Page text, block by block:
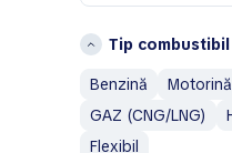
IVECO
B
Bistrița-Năsăud
Brașov
C
Constanţa
Tip combustibil
Benzină
Motorină
GAZ (CNG/LNG)
Flexibil